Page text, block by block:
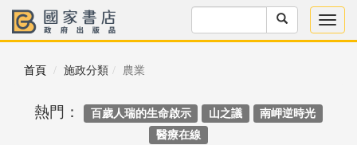
首頁 施政分類 農業
熱門： 百歲人瑞的生命啟示 山之議
南岬逆時光
醫療在線